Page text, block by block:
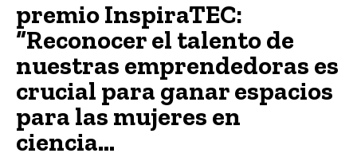
premio InspiraTEC:
“Reconocer el talento de
nuestras emprendedoras es
crucial para ganar espacios
para las mujeres en
ciencia...